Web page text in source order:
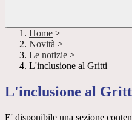
Home >
Novità >
Le notizie >
L'inclusione al Gritti
L'inclusione al
E' disponibile una sezione